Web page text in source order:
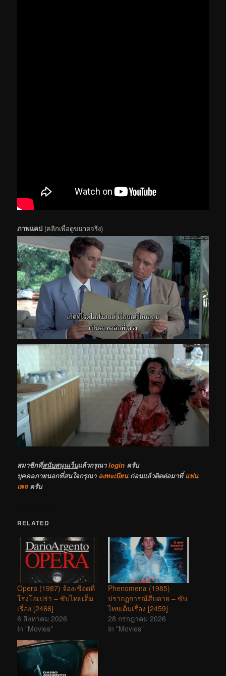
ภาพแคป (คลิกเพื่อดูขนาดจริง)
สมาชิกที่สนับสนุนเว็บแล้วกรุณาlogin ครับ
บุคคลภายนอกที่สนใจกรุณา ลงทะเบียนก่อนแล้วติดต่อมาที่แฟน
เพจครับ
RELATED
Opera (1987) จ้องเชือดที่
โรงโอเปร่า – ซับไทยเต็ม
เรื่อง [2466]
6 สิงหาคม 2026
In "Movies"
Phenomena (1985)
ปรากฏการณ์สืบตาย – ซับ
ไทยเต็มเรื่อง [2459]
28 กรกฎาคม 2026
In "Movies"